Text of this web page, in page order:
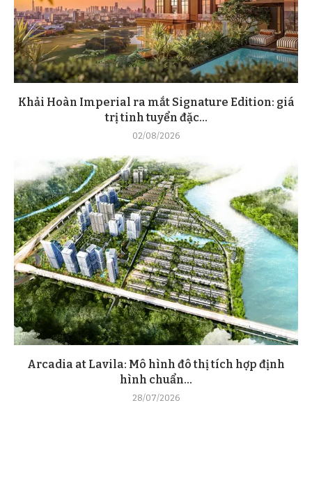
Khải Hoàn Imperial ra mắt Signature Edition: giá
trị tinh tuyển đặc...
02/08/2026
Arcadia at Lavila: Mô hình đô thị tích hợp định
hình chuẩn...
28/07/2026